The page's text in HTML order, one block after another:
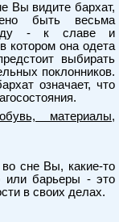
Вы видите бархат,
быть весьма
- к славе и
котором она одета
выбирать
поклонников.
означает, что
материалы,
сне Вы, какие-то
или барьеры - это
в своих делах.